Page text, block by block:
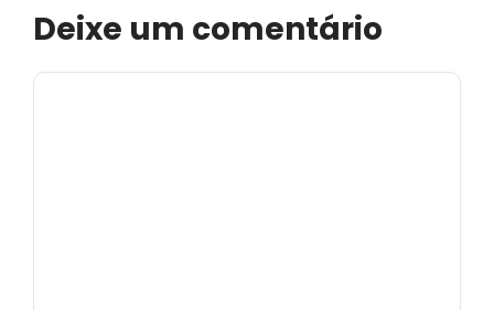
Deixe um comentário